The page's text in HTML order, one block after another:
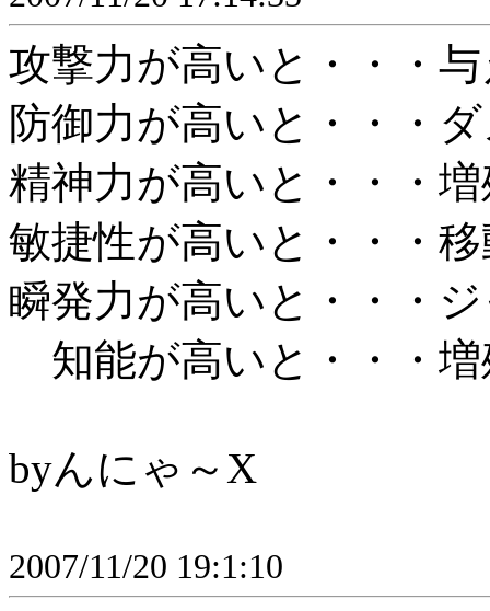
攻撃力が高いと・・・
防御力が高いと・・・
精神力が高いと・・・
敏捷性が高いと・・・
瞬発力が高いと・・・
知能が高いと・・・
byんにゃ～X
2007/11/20 19:1:10